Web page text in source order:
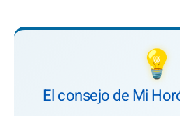
💡
El consejo de Mi